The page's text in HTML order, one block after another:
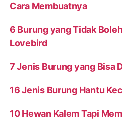
Cara Membuatnya
6 Burung yang Tidak
Lovebird
7 Jenis Burung yang Bisa
16 Jenis Burung Hantu
10 Hewan Kalem Tapi